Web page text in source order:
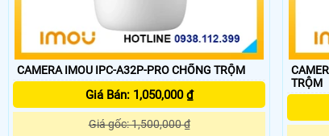
CAMERA IMOU IPC-A32P-PRO CHỐNG TRỘM
Giá Bán: 1,050,000 ₫
Giá gốc: 1,500,000 ₫
CAMERA
TRỘM